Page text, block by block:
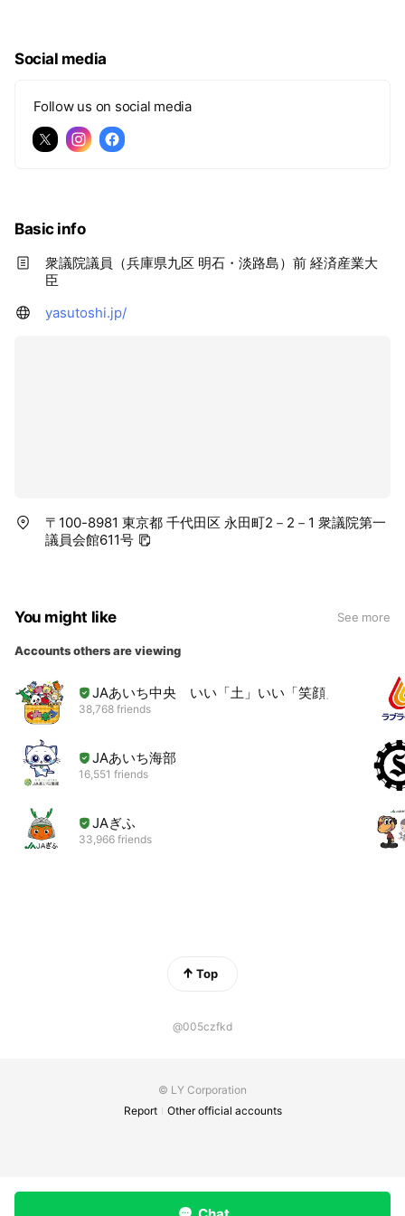
Social media
Follow us on social media
Basic info
衆議院議員（兵庫県九区 明石・淡路島）前 経済産業大
臣
yasutoshi.jp/
〒100-8981 東京都 千代田区 永田町2－2－1 衆議院第一
議員会館611号
You might like See more
Accounts others are viewing
JAあいち中央 いい「土」いい「笑顔」
38,768 friends
JAあいち海部
16,551 friends
JAぎふ
33,966 friends
Top
@005czfkd
© LY Corporation
Report
Other official accounts